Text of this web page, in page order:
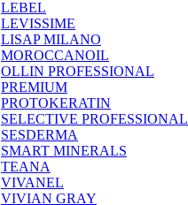
LEBEL
LEVISSIME
LISAP MILANO
MOROCCANOIL
OLLIN PROFESSIONAL
PREMIUM
PROTOKERATIN
SELECTIVE PROFESSIONAL
SESDERMA
SMART MINERALS
TEANA
VIVANEL
VIVIAN GRAY